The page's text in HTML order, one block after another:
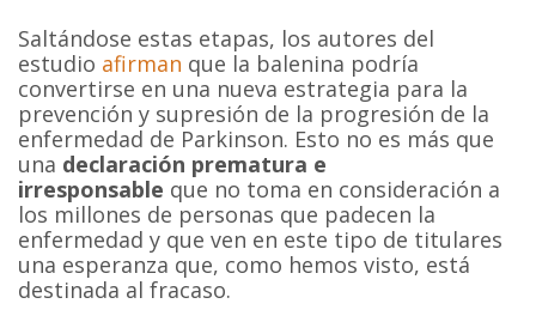
Saltándose estas etapas, los autores del
estudio afirman que la balenina podría
convertirse en una nueva estrategia para la
prevención y supresión de la progresión de la
enfermedad de Parkinson. Esto no es más que
una declaración prematura e
irresponsable que no toma en consideración a
los millones de personas que padecen la
enfermedad y que ven en este tipo de titulares
una esperanza que, como hemos visto, está
destinada al fracaso.